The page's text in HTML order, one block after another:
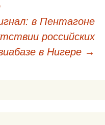
в Пентагоне
российских
в Нигере →